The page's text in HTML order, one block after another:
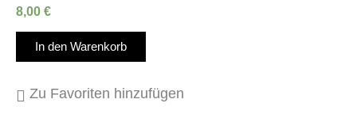
8,00 €
In den Warenkorb
Zu Favoriten hinzufügen